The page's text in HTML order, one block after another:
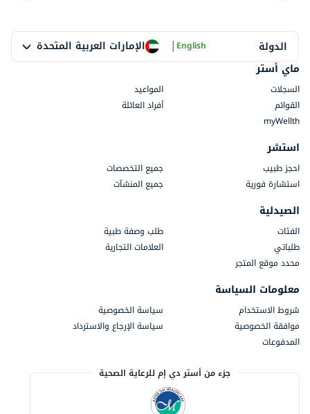
الدولة الإمارات العربية المتحدة |English
ماي أستر
السجلات
المواعيد
القوائم
أفراد العائلة
myWellth
استشر
احجز طبيب
جميع التخصصات
استشارة فورية
جميع المنشآت
الصيدلية
الفئات
طلب وصفة طبية
طلباتي
العلامات التجارية
محدد موقع المتجر
معلومات السياسة
شروط الاستخدام
سياسة الخصوصية
موافقة الخصوصية
سياسة الإرجاع والاسترداد
المدفوعات
جزء من أستر دي إم للرعاية الصحية